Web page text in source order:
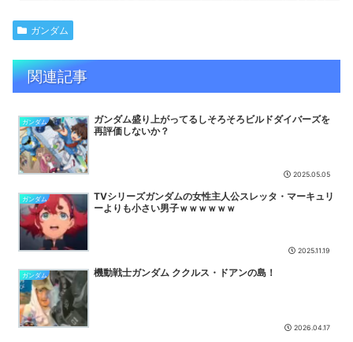
【画像】有志によって最強の「美少女ゲームランキング」が発
表！!！ あの名作も
【画像】週刊少年マガジン、限界突破
【驚愕】幽☆遊☆白書（全19巻）←これｗｗｗｗｗｗｗｗｗｗｗｗ
『グロウアップショウ ～ひまわりのサーカス団～』6話感想 本当の
サーカスとは… NEW
『幼女戦記 2期』が全く話題にならない理由・・・戦闘が始まるとす
ぐに会議シーンになるキャンセル展開が連続するから
逃げ上手の若君 第16話 感想：絶体絶命の若様のピンチに駆けつける
信濃仮面！ NEW
【悲報】 幻影旅団の団長さん、激太りすると全てが台無しになる
NEW
イラストの顔を潰して使用したことで途端に炎上。次回開催が...
【悲報】ワンピース海賊団、サニー号の廊下ですれ違うときにガチで
気まずそうｗｗｗｗ
ガンダム
関連記事
ガンダム
ガンダム盛り上がってるしそろそろビルドダイバーズを
再評価しないか？
2025.05.05
ガンダム
TVシリーズガンダムの女性主人公スレッタ・マーキュリ
ーよりも小さい男子ｗｗｗｗｗｗ
2025.11.19
ガンダム 機動戦士ガンダム ククルス・ドアンの島！
2026.04.17